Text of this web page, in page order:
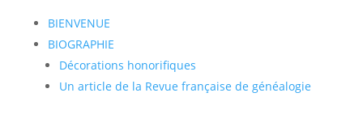
BIENVENUE
BIOGRAPHIE
Décorations honorifiques
Un article de la Revue française de généalogie